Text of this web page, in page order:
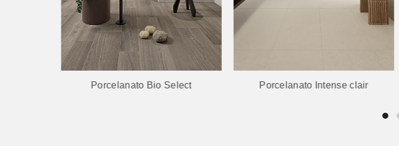
Porcelanato Bio Select Porcelanato Intense clair